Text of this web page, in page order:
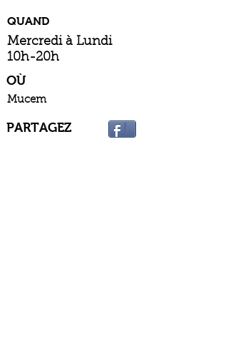
QUAND
Mercredi à Lundi
10h-20h
OÙ
Mucem
PARTAGEZ